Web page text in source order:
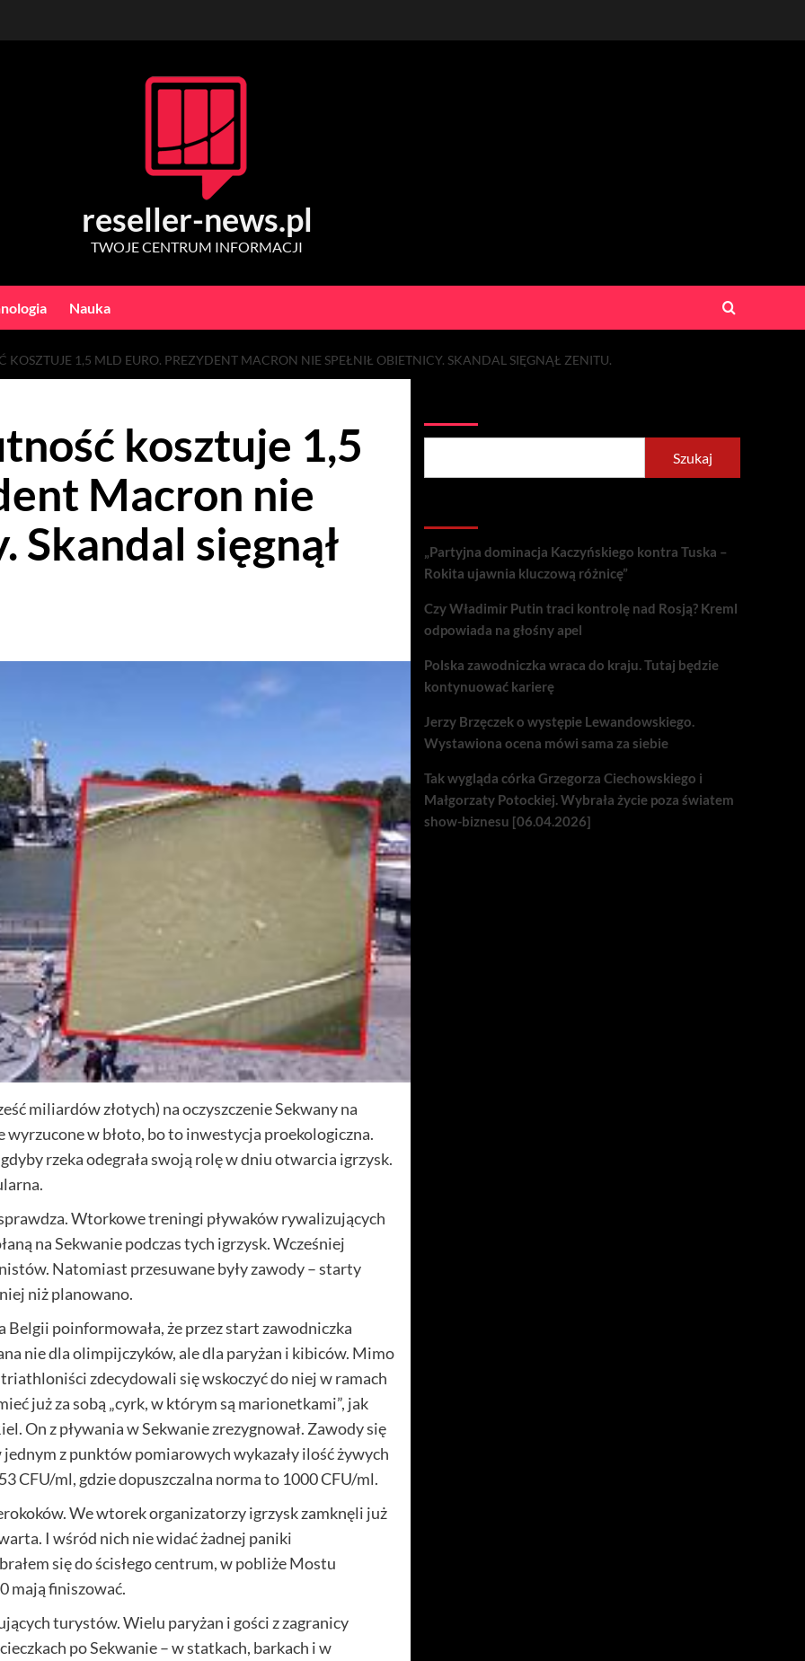
reseller-news.pl
TWOJE CENTRUM INFORMACJI
Nauka
KOSZTUJE 1,5 MLD EURO. PREZYDENT MACRON NIE SPEŁNIŁ OBIETNICY. SKANDAL SIĘGNĄŁ ZENITU.
kosztuje 1,5
Macron nie
Skandal sięgnął
miliardów złotych) na oczyszczenie Sekwany na
wyrzucone w błoto, bo to inwestycja proekologiczna.
rzeka odegrała swoją rolę w dniu otwarcia igrzysk.
Wtorkowe treningi pływaków rywalizujących
na Sekwanie podczas tych igrzysk. Wcześniej
Natomiast przesuwane były zawody – starty
niż planowano.
poinformowała, że przez start zawodniczka
nie dla olimpijczyków, ale dla paryżan i kibiców. Mimo
zdecydowali się wskoczyć do niej w ramach
już za sobą „cyrk, w którym są marionetkami”, jak
On z pływania w Sekwanie zrezygnował. Zawody się
z punktów pomiarowych wykazały ilość żywych
CFU/ml, gdzie dopuszczalna norma to 1000 CFU/ml.
We wtorek organizatorzy igrzysk zamknęli już
I wśród nich nie widać żadnej paniki
się do ścisłego centrum, w pobliże Mostu
mają finiszować.
turystów. Wielu paryżan i gości z zagranicy
po Sekwanie – w statkach, barkach i w
Szukaj
„Partyjna dominacja Kaczyńskiego kontra Tuska –
Rokita ujawnia kluczową różnicę”
Czy Władimir Putin traci kontrolę nad Rosją? Kreml
odpowiada na głośny apel
Polska zawodniczka wraca do kraju. Tutaj będzie
kontynuować karierę
Jerzy Brzęczek o występie Lewandowskiego.
Wystawiona ocena mówi sama za siebie
Tak wygląda córka Grzegorza Ciechowskiego i
Małgorzaty Potockiej. Wybrała życie poza światem
show-biznesu [06.04.2026]